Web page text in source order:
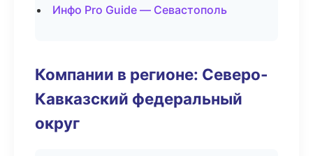
Инфо Pro Guide — Севастополь
Компании в регионе: Северо-
Кавказский федеральный
округ